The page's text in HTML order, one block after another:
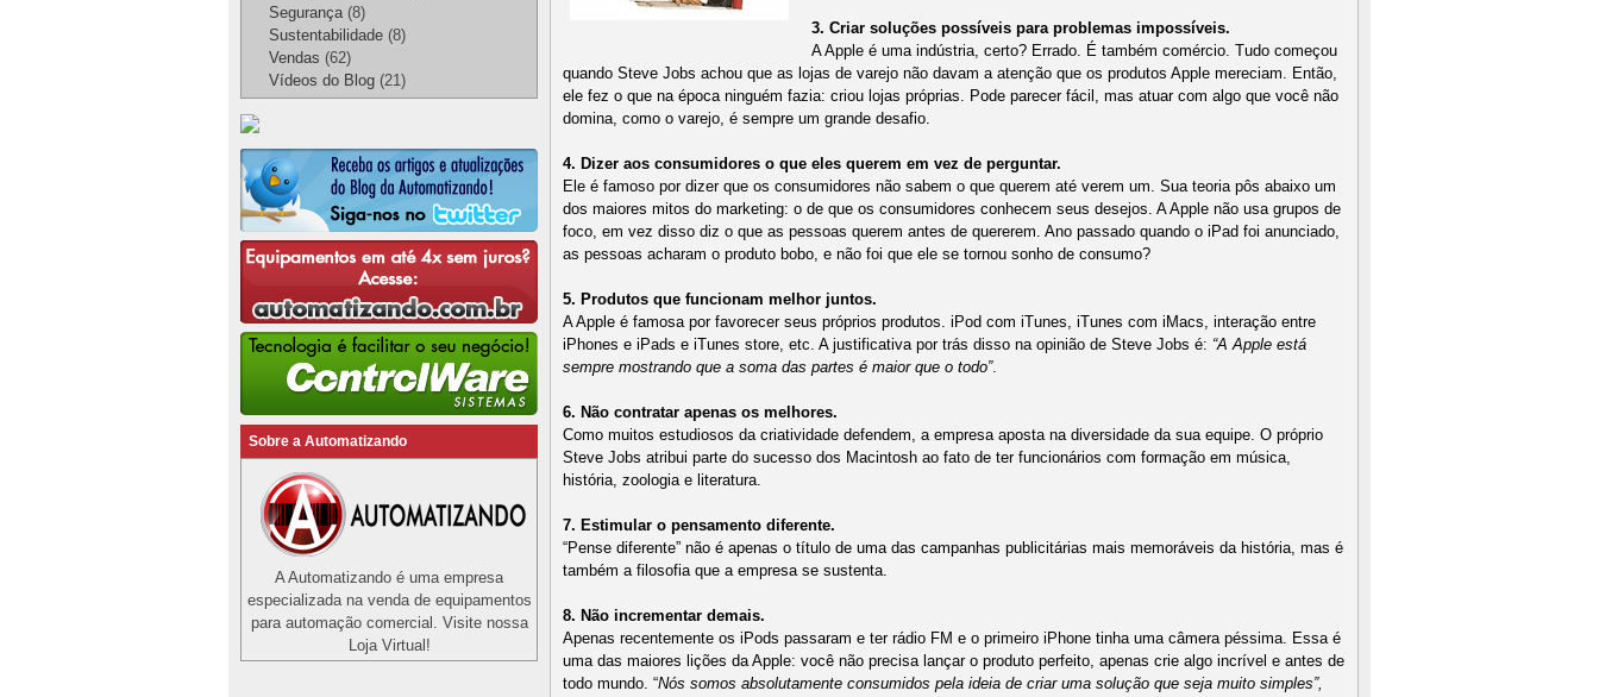
3. Criar soluções possíveis para problemas impossíveis.
A Apple é uma indústria, certo? Errado. É também comércio. Tudo começou
quando Steve Jobs achou que as lojas de varejo não davam a atenção que os produtos Apple mereciam. Então,
ele fez o que na época ninguém fazia: criou lojas próprias. Pode parecer fácil, mas atuar com algo que você não
domina, como o varejo, é sempre um grande desafio.
4. Dizer aos consumidores o que eles querem em vez de perguntar.
Ele é famoso por dizer que os consumidores não sabem o que querem até verem um. Sua teoria pôs abaixo um
dos maiores mitos do marketing: o de que os consumidores conhecem seus desejos. A Apple não usa grupos de
foco, em vez disso diz o que as pessoas querem antes de quererem. Ano passado quando o iPad foi anunciado,
as pessoas acharam o produto bobo, e não foi que ele se tornou sonho de consumo?
5. Produtos que funcionam melhor juntos.
A Apple é famosa por favorecer seus próprios produtos. iPod com iTunes, iTunes com iMacs, interação entre
iPhones e iPads e iTunes store, etc. A justificativa por trás disso na opinião de Steve Jobs é: “A Apple está
sempre mostrando que a soma das partes é maior que o todo”.
6. Não contratar apenas os melhores.
Como muitos estudiosos da criatividade defendem, a empresa aposta na diversidade da sua equipe. O próprio
Steve Jobs atribui parte do sucesso dos Macintosh ao fato de ter funcionários com formação em música,
história, zoologia e literatura.
7. Estimular o pensamento diferente.
“Pense diferente” não é apenas o título de uma das campanhas publicitárias mais memoráveis da história, mas é
também a filosofia que a empresa se sustenta.
8. Não incrementar demais.
Apenas recentemente os iPods passaram e ter rádio FM e o primeiro iPhone tinha uma câmera péssima. Essa é
uma das maiores lições da Apple: você não precisa lançar o produto perfeito, apenas crie algo incrível e antes de
todo mundo. “Nós somos absolutamente consumidos pela ideia de criar uma solução que seja muito simples”,
Segurança (8)
Sustentabilidade (8)
Vendas (62)
Vídeos do Blog (21)
Sobre a Automatizando
A Automatizando é uma empresa
especializada na venda de equipamentos
para automação comercial. Visite nossa
Loja Virtual!